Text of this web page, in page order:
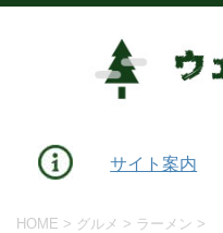
サイト案内
HOME > グルメ > ラーメン >